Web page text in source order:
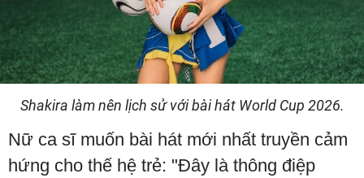
Shakira làm nên lịch sử với bài hát World Cup 2026.
Nữ ca sĩ muốn bài hát mới nhất truyền cảm
hứng cho thế hệ trẻ: "Đây là thông điệp